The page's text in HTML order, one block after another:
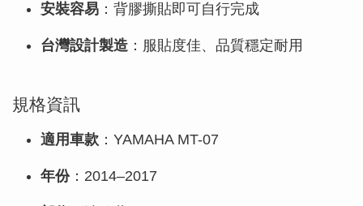
安裝容易 ：背膠撕貼即可自行完成
台灣設計製造 ：服貼度佳、品質穩定耐用
規格資訊
適用車款 ：YAMAHA MT-07
年份：2014–2017